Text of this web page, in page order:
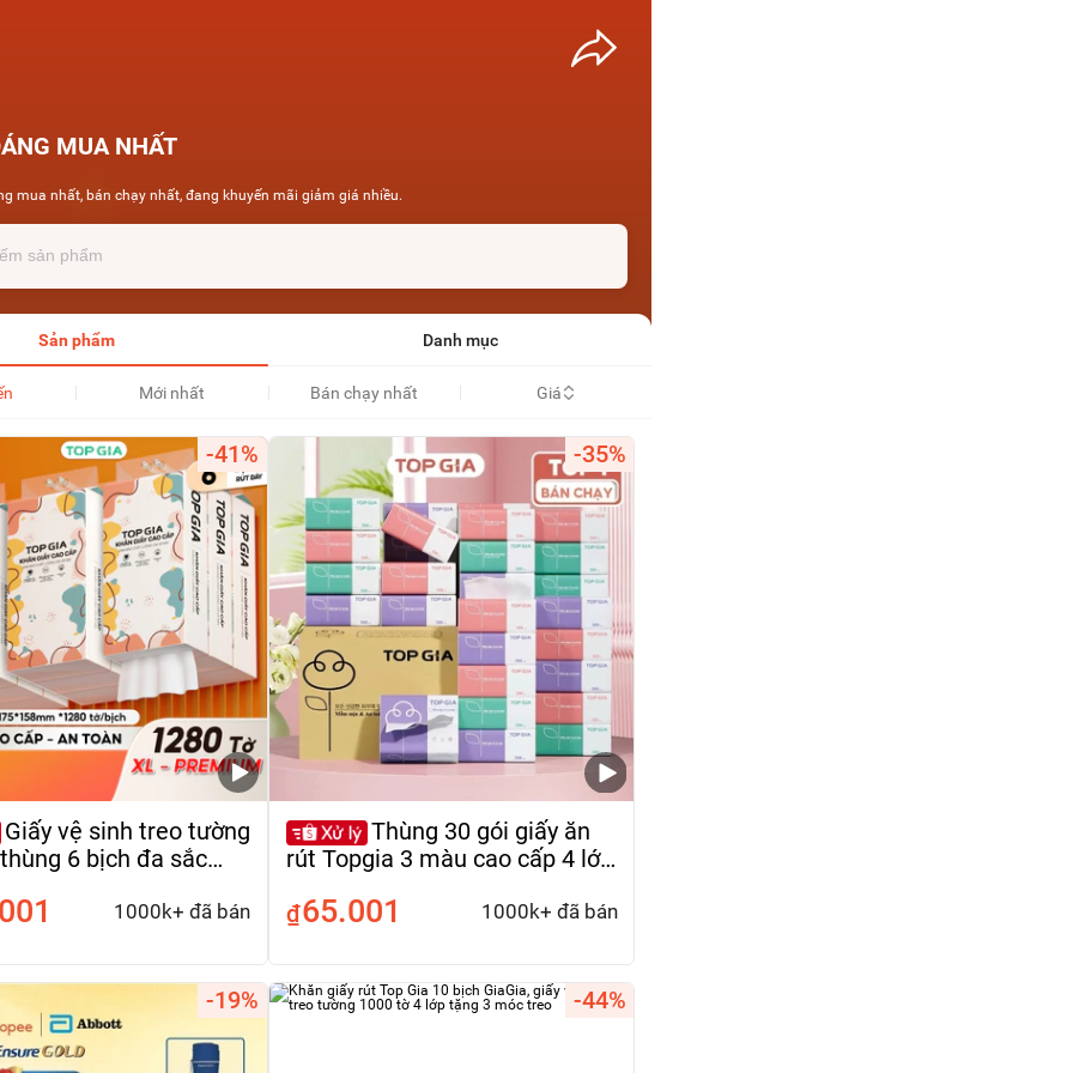
MUA NHẤT
mua nhất, bán chạy nhất, đang khuyến mãi giảm giá nhiều.
Sản phẩm Danh mục
Mới nhất Bán chạy nhất Giá
-41%
Giấy vệ sinh treo tường
6 bịch đa sắc
4lớp1000k+ đã bán
-35%
Thùng 30 gói giấy ăn
rút Topgia 3 màu cao cấp 4 lớp
₫65.001 1000k+ đã bán
-19% -44%